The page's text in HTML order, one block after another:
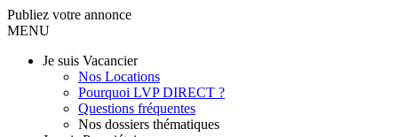
Publiez votre annonce
MENU
Je suis Vacancier
Nos Locations
Pourquoi LVP DIRECT ?
Questions fréquentes
Nos dossiers thématiques